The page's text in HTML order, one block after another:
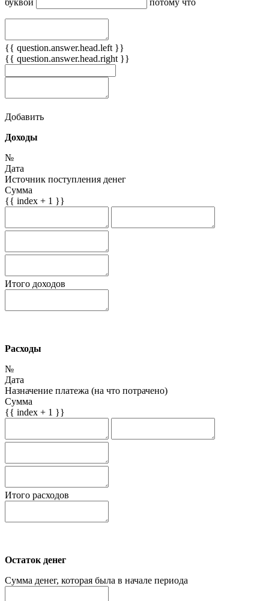
буквой потому что
{{ question.answer.head.left }}
{{ question.answer.head.right }}
Добавить
Доходы
№
Дата
Источник поступления денег
Сумма
{{ index + 1 }}
Итого доходов
Расходы
№
Дата
Назначение платежа (на что потрачено)
Сумма
{{ index + 1 }}
Итого расходов
Остаток денег
Сумма денег, которая была в начале периода